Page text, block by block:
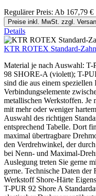
Regulärer Preis: Ab 167,79 €
Preise inkl. MwSt. zzgl.
Details
KTR ROTEX Standard-
Material je nach Auswahl:
98 SHORE-A (violett); T-
sind die aus einem speziellen
Verbindungselemente
metallischen Werkstoffen.
mit mehr oder weniger
Auswahl des richtigen
entsprechend Tabelle. Dort
maximal übertragbare
den Verdrehwinkel, der
bei Nenn- und Maximal-
Auslegung treten Sie gerne
gerne. Technische Daten
Werkstoff Shore-Härte
T-PUR 92 Shore A